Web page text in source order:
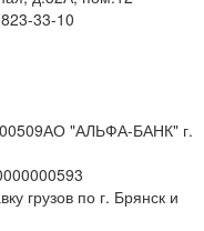
33-10
"АЛЬФА-БАНК" г.
грузов по г. Брянск и